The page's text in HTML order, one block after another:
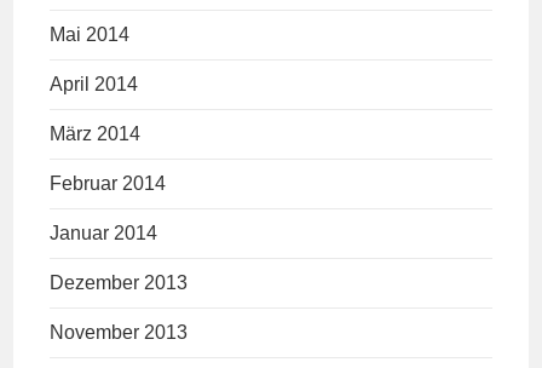
Mai 2014
April 2014
März 2014
Februar 2014
Januar 2014
Dezember 2013
November 2013